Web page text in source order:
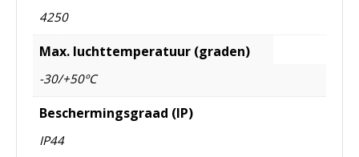
4250
Max. luchttemperatuur (graden)
-30/+50ºC
Beschermingsgraad (IP)
IP44